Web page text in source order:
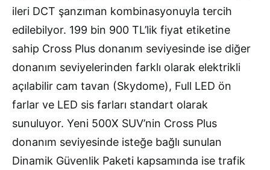
ileri DCT şanzıman kombinasyonuyla tercih
edilebilyor. 199 bin 900 TL’lik fiyat etiketine
sahip Cross Plus donanım seviyesinde ise diğer
donanım seviyelerinden farklı olarak elektrikli
açılabilir cam tavan (Skydome), Full LED ön
farlar ve LED sis farları standart olarak
sunuluyor. Yeni 500X SUV’nin Cross Plus
donanım seviyesinde isteğe bağlı sunulan
Dinamik Güvenlik Paketi kapsamında ise trafik